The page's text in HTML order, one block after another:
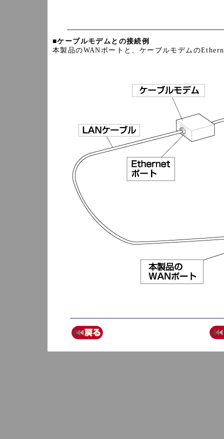
■ケーブルモデムとの接続例
本製品のWANポートと、ケーブルモデムの